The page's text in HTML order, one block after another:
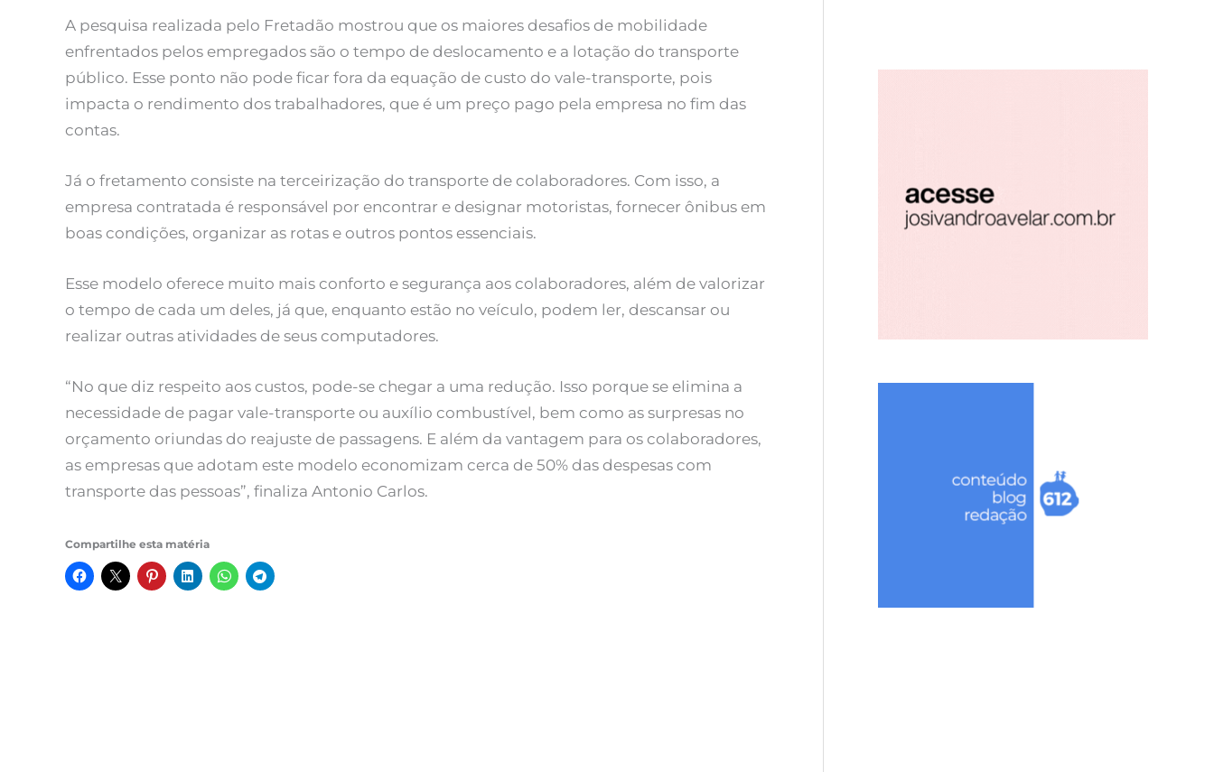
A pesquisa realizada pelo Fretadão mostrou que os maiores desafios de mobilidade
enfrentados pelos empregados são o tempo de deslocamento e a lotação do transporte
público. Esse ponto não pode ficar fora da equação de custo do vale-transporte, pois
impacta o rendimento dos trabalhadores, que é um preço pago pela empresa no fim das
contas.
Já o fretamento consiste na terceirização do transporte de colaboradores. Com isso, a
empresa contratada é responsável por encontrar e designar motoristas, fornecer ônibus em
boas condições, organizar as rotas e outros pontos essenciais.
Esse modelo oferece muito mais conforto e segurança aos colaboradores, além de valorizar
o tempo de cada um deles, já que, enquanto estão no veículo, podem ler, descansar ou
realizar outras atividades de seus computadores.
“No que diz respeito aos custos, pode-se chegar a uma redução. Isso porque se elimina a
necessidade de pagar vale-transporte ou auxílio combustível, bem como as surpresas no
orçamento oriundas do reajuste de passagens. E além da vantagem para os colaboradores,
as empresas que adotam este modelo economizam cerca de 50% das despesas com
transporte das pessoas”, finaliza Antonio Carlos.
Compartilhe esta matéria